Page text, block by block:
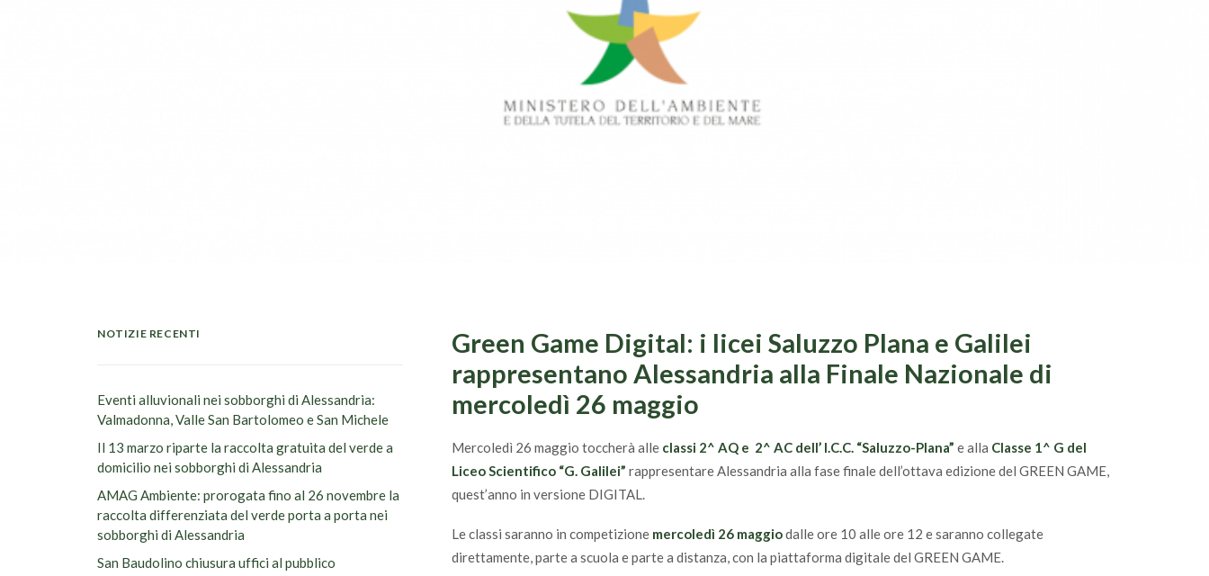
NOTIZIE RECENTI
Eventi alluvionali nei sobborghi di Alessandria:
Valmadonna, Valle San Bartolomeo e San Michele
Il 13 marzo riparte la raccolta gratuita del verde a
domicilio nei sobborghi di Alessandria
AMAG Ambiente: prorogata fino al 26 novembre la
raccolta differenziata del verde porta a porta nei
sobborghi di Alessandria
San Baudolino chiusura uffici al pubblico
Green Game Digital: i licei Saluzzo Plana e Galilei
rappresentano Alessandria alla Finale Nazionale di
mercoledì 26 maggio
Mercoledì 26 maggio toccherà alle classi 2^ AQ e 2^ AC dell’ I.C.C. “Saluzzo-Plana” e alla Classe 1^ G del
Liceo Scientifico “G. Galilei” rappresentare Alessandria alla fase finale dell’ottava edizione del GREEN GAME,
quest’anno in versione DIGITAL.
Le classi saranno in competizione mercoledì 26 maggiodalle ore 10 alle ore 12 e saranno collegate
direttamente, parte a scuola e parte a distanza, con la piattaforma digitale del GREEN GAME.